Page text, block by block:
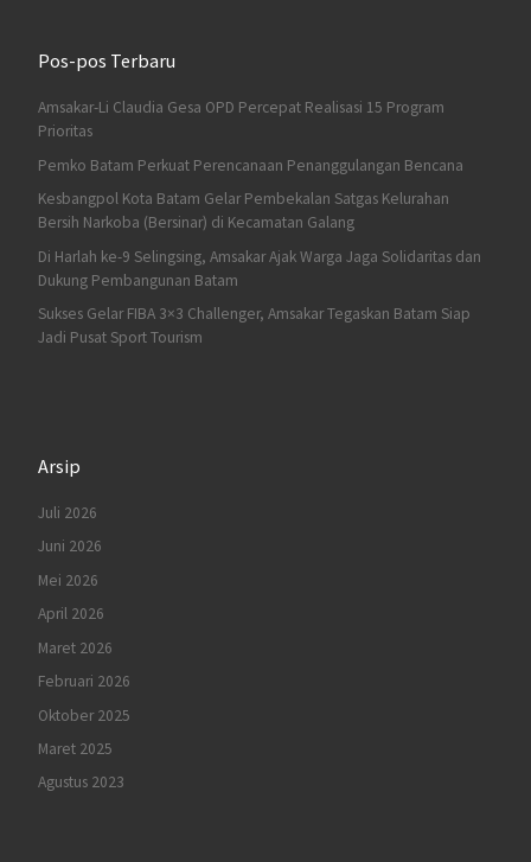
Pos-pos Terbaru
Amsakar-Li Claudia Gesa OPD Percepat Realisasi 15 Program
Prioritas
Pemko Batam Perkuat Perencanaan Penanggulangan Bencana
Kesbangpol Kota Batam Gelar Pembekalan Satgas Kelurahan
Bersih Narkoba (Bersinar) di Kecamatan Galang
Di Harlah ke-9 Selingsing, Amsakar Ajak Warga Jaga Solidaritas dan
Dukung Pembangunan Batam
Sukses Gelar FIBA 3×3 Challenger, Amsakar Tegaskan Batam Siap
Jadi Pusat Sport Tourism
Arsip
Juli 2026
Juni 2026
Mei 2026
April 2026
Maret 2026
Februari 2026
Oktober 2025
Maret 2025
Agustus 2023